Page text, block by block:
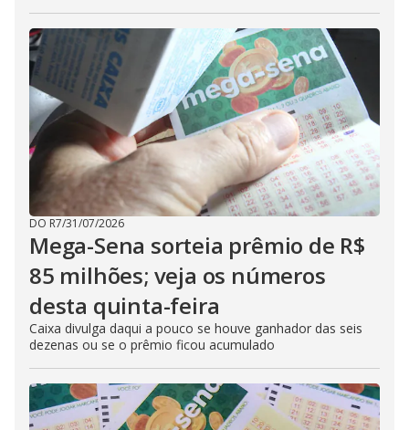
DO R7/31/07/2026
Mega-Sena sorteia prêmio de R$
85 milhões; veja os números
desta quinta-feira
Caixa divulga daqui a pouco se houve ganhador das seis
dezenas ou se o prêmio ficou acumulado